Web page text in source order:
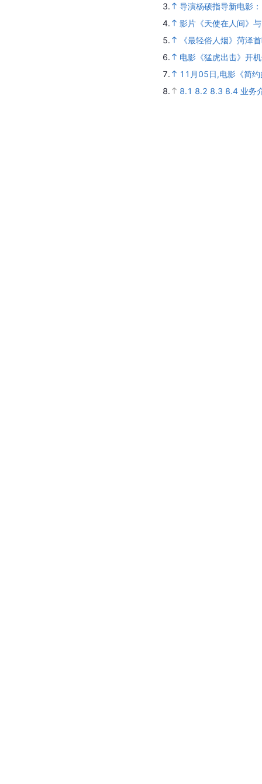
3.
导演杨硕指导新电影
4.
影片《天使在人间》
5.
《最轻俗人烟》菏泽
6.
电影《猛虎出击》开
7.
11月05日,电影《简约
8.
8.1 8.2 8.3 8.4 业务